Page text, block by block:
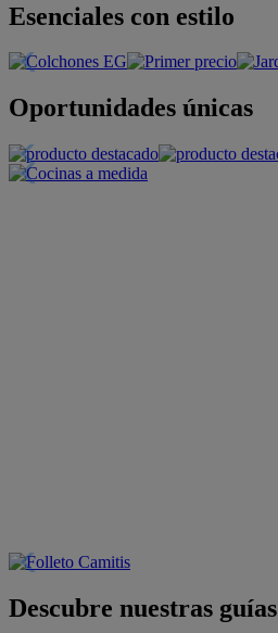
Esenciales con estilo
Oportunidades únicas
Descubre nuestras guías